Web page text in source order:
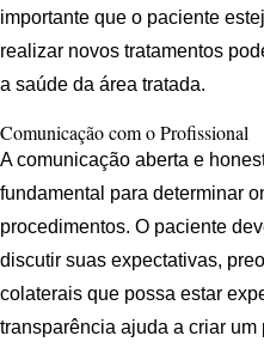
importante que o paciente
realizar novos tratamentos
a saúde da área tratada.
Comunicação com o Profissional
A comunicação aberta e
fundamental para determinar
procedimentos. O paciente
discutir suas expectativas,
colaterais que possa estar
transparência ajuda a criar